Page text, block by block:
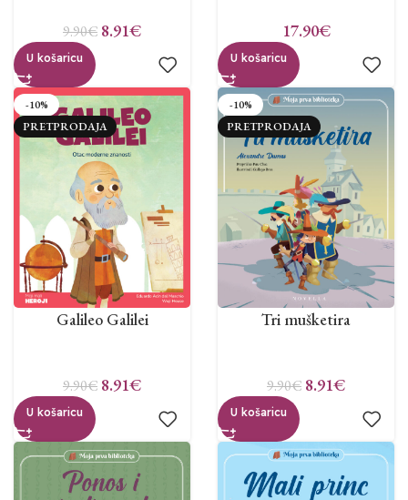
9.90€ 8.91€
U košaricu
17.90€
U košaricu
-10%
PRETPRODAJA
Galileo Galilei
9.90€ 8.91€
U košaricu
-10%
PRETPRODAJA
Tri mušketira
9.90€ 8.91€
U košaricu